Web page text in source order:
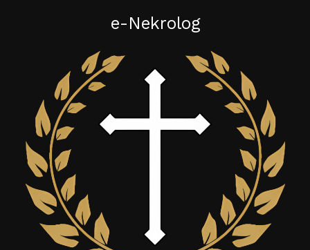
e-Nekrolog